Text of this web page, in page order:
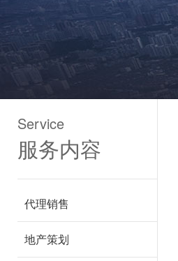
Service
服务内容
代理销售
地产策划